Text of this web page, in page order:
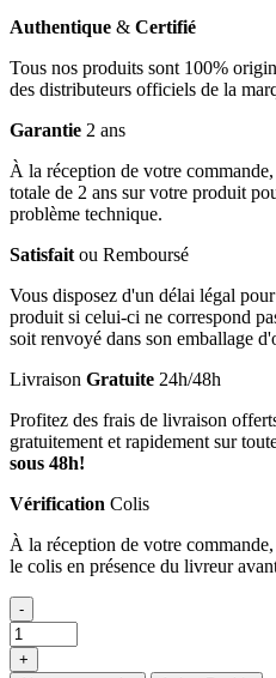
Authentique & Certifié
Tous nos produits sont 100%
des distributeurs officiels de la
Garantie 2 ans
À la réception de votre
totale de 2 ans sur votre produit
problème technique.
Satisfait ou Remboursé
Vous disposez d'un délai légal
produit si celui-ci ne correspond
soit renvoyé dans son emballage
Livraison Gratuite 24h/48h
Profitez des frais de livraison
gratuitement et rapidement sur
sous 48h!
Vérification Colis
À la réception de votre
le colis en présence du livreur
-
+